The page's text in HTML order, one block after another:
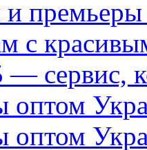
с
— сервис,
оптом
оптом